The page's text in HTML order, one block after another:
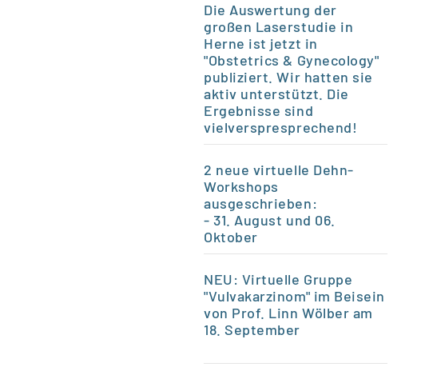
Die Auswertung der
großen Laserstudie in
Herne ist jetzt in
"Obstetrics & Gynecology"
publiziert. Wir hatten sie
aktiv unterstützt. Die
Ergebnisse sind
vielverspresprechend!
2 neue virtuelle Dehn-
Workshops
ausgeschrieben:
- 31. August und 06.
Oktober
NEU: Virtuelle Gruppe
"Vulvakarzinom" im Beisein
von Prof. Linn Wölber am
18. September